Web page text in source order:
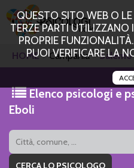
QUESTO SITO WEB O
TERZE PARTI UTILIZZANO
PROPRIE
PUOI VERIFICARE LA
HOME Campania Salerno
Elenco psicologi e
Eboli